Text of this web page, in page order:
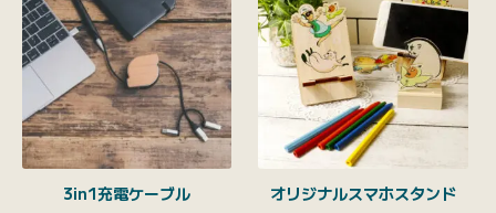
3in1充電ケーブル オリジナルスマホスタンド